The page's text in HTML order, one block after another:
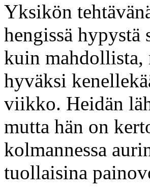
Yksikön
hengissä
kuin mahdollista,
hyväksi
viikko. Heidän
mutta hän on
kolmannessa
tuollaisina